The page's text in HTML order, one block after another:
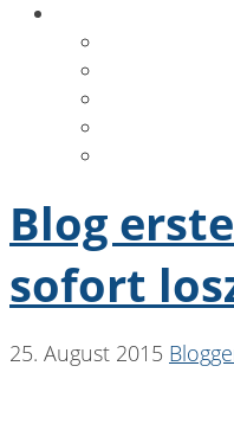
Blog
sofort
25. August 2015